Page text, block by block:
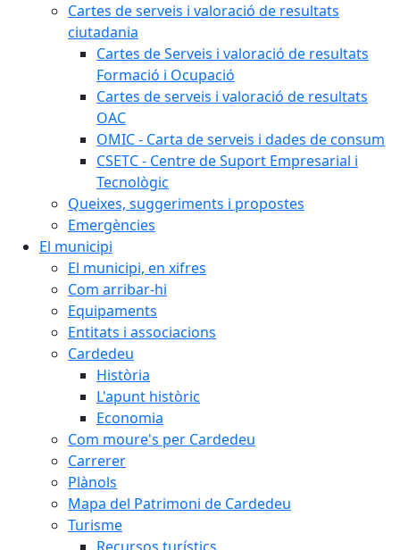
Cartes de serveis i valoració de resultats
ciutadania
Cartes de Serveis i valoració de resultats
Formació i Ocupació
Cartes de serveis i valoració de resultats
OAC
OMIC - Carta de serveis i dades de consum
CSETC - Centre de Suport Empresarial i
Tecnològic
Queixes, suggeriments i propostes
Emergències
El municipi
El municipi, en xifres
Com arribar-hi
Equipaments
Entitats i associacions
Cardedeu
Història
L'apunt històric
Economia
Com moure's per Cardedeu
Carrerer
Plànols
Mapa del Patrimoni de Cardedeu
Turisme